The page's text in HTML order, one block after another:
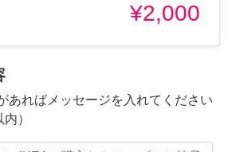
¥2,000
あればメッセージを入れてください
）